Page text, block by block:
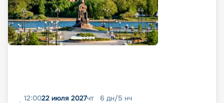
12:0022 июля 2027чт 6 дн/5 нч